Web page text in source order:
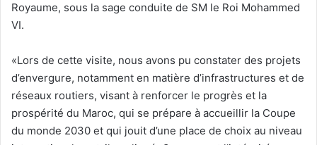
Royaume, sous la sage conduite de SM le Roi Mohammed
VI.
«Lors de cette visite, nous avons pu constater des projets
d’envergure, notamment en matière d’infrastructures et de
réseaux routiers, visant à renforcer le progrès et la
prospérité du Maroc, qui se prépare à accueillir la Coupe
du monde 2030 et qui jouit d’une place de choix au niveau